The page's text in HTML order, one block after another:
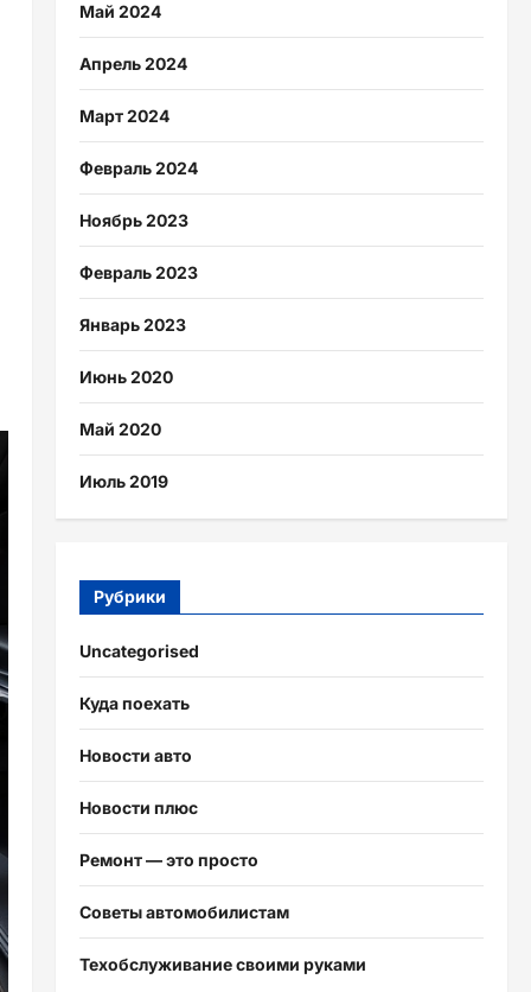
Май 2024
Апрель 2024
Март 2024
Февраль 2024
Ноябрь 2023
Февраль 2023
Январь 2023
Июнь 2020
Май 2020
Июль 2019
Рубрики
Uncategorised
Куда поехать
Новости авто
Новости плюс
Ремонт — это просто
Советы автомобилистам
Техобслуживание своими руками